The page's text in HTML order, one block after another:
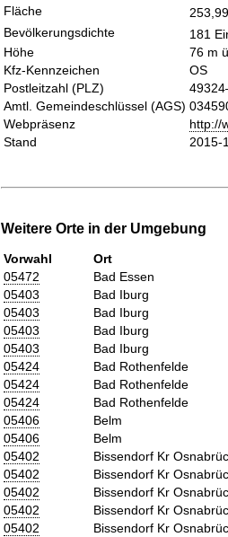
Fläche
Bevölkerungsdichte
181
Höhe
76 m
Kfz-Kennzeichen
OS
Postleitzahl (PLZ)
Amtl. Gemeindeschlüssel (AGS)
Webpräsenz
http://
Stand
2015-
Weitere Orte in der Umgebung
Vorwahl
Ort
05472
Bad Essen
05403
Bad Iburg
05403
Bad Iburg
05403
Bad Iburg
05403
Bad Iburg
05424
Bad Rothenfelde
05424
Bad Rothenfelde
05424
Bad Rothenfelde
05406
Belm
05406
Belm
05402
Bissendorf Kr
05402
Bissendorf Kr
05402
Bissendorf Kr
05402
Bissendorf Kr
05402
Bissendorf Kr